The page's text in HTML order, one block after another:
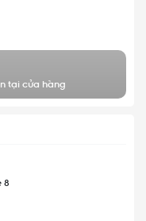
tại cửa hàng
8